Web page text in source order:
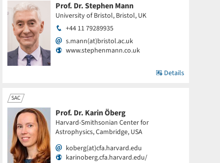
Prof. Dr. Stephen Mann
University of Bristol, Bristol, UK
+44 11 79289935
s.mann(at)bristol.ac.uk
www.stephenmann.co.uk
Details
SAC
Prof. Dr. Karin Öberg
Harvard-Smithsonian Center for
Astrophysics, Cambridge, USA
koberg(at)cfa.harvard.edu
karinoberg.cfa.harvard.edu/